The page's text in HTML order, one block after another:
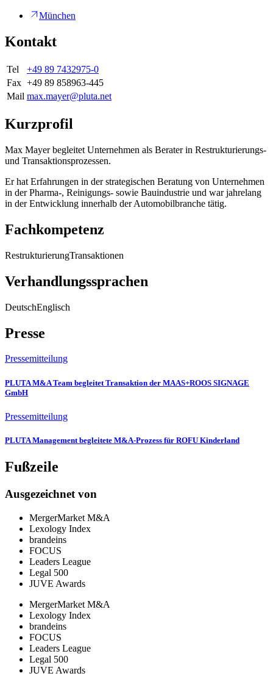
München
Kontakt
Tel
+49 89 7432975-0
Fax +49 89 858963-445
Mail max.mayer@pluta.net
Kurzprofil
Max Mayer begleitet Unternehmen als Berater in Restrukturierungs-
und Transaktionsprozessen.
Er hat Erfahrungen in der strategischen Beratung von Unternehmen
in der Pharma-, Reinigungs- sowie Bauindustrie und war jahrelang
in der Entwicklung innerhalb der Automobilbranche tätig.
Fachkompetenz
RestrukturierungTransaktionen
Verhandlungssprachen
DeutschEnglisch
Presse
Pressemitteilung
PLUTA M&A Team begleitet Transaktion der MAAS+ROOS SIGNAGE
GmbH
Pressemitteilung
PLUTA Management begleitete M&A-Prozess für ROFU Kinderland
Fußzeile
Ausgezeichnet von
MergerMarket M&A
Lexology Index
brandeins
FOCUS
Leaders League
Legal 500
JUVE Awards
MergerMarket M&A
Lexology Index
brandeins
FOCUS
Leaders League
Legal 500
JUVE Awards